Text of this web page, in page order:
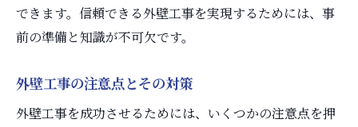
できます。信頼できる外壁工事を実現するためには、事
前の準備と知識が不可欠です。
外壁工事の注意点とその対策
外壁工事を成功させるためには、いくつかの注意点を押